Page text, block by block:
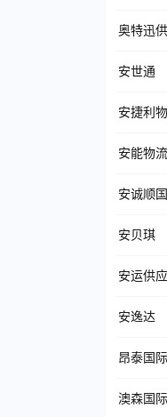
奥特迅
安世通
安捷利
安能物流
安诚顺
安贝琪
安运供
安逸达
昂泰国
澳森国际